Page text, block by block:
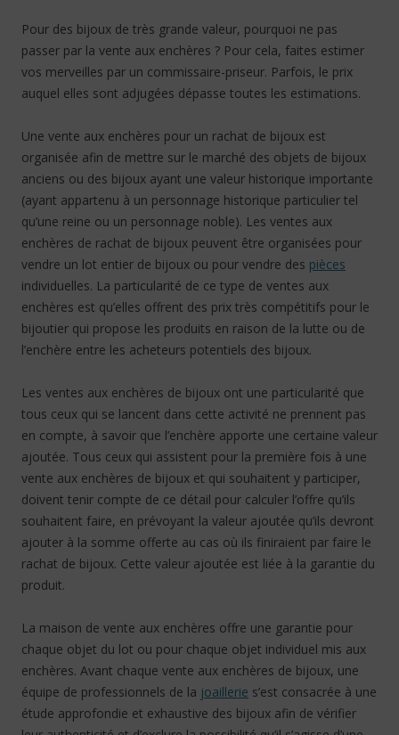
Pour des bijoux de très grande valeur, pourquoi ne pas
passer par la vente aux enchères ? Pour cela, faites estimer
vos merveilles par un commissaire-priseur. Parfois, le prix
auquel elles sont adjugées dépasse toutes les estimations.
Une vente aux enchères pour un rachat de bijoux est
organisée afin de mettre sur le marché des objets de bijoux
anciens ou des bijoux ayant une valeur historique importante
(ayant appartenu à un personnage historique particulier tel
qu’une reine ou un personnage noble). Les ventes aux
enchères de rachat de bijoux peuvent être organisées pour
vendre un lot entier de bijoux ou pour vendre des pièces
individuelles. La particularité de ce type de ventes aux
enchères est qu’elles offrent des prix très compétitifs pour le
bijoutier qui propose les produits en raison de la lutte ou de
l’enchère entre les acheteurs potentiels des bijoux.
Les ventes aux enchères de bijoux ont une particularité que
tous ceux qui se lancent dans cette activité ne prennent pas
en compte, à savoir que l’enchère apporte une certaine valeur
ajoutée. Tous ceux qui assistent pour la première fois à une
vente aux enchères de bijoux et qui souhaitent y participer,
doivent tenir compte de ce détail pour calculer l’offre qu’ils
souhaitent faire, en prévoyant la valeur ajoutée qu’ils devront
ajouter à la somme offerte au cas où ils finiraient par faire le
rachat de bijoux. Cette valeur ajoutée est liée à la garantie du
produit.
La maison de vente aux enchères offre une garantie pour
chaque objet du lot ou pour chaque objet individuel mis aux
enchères. Avant chaque vente aux enchères de bijoux, une
équipe de professionnels de la joaillerie s’est consacrée à une
étude approfondie et exhaustive des bijoux afin de vérifier